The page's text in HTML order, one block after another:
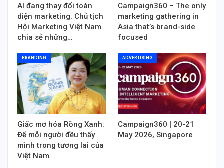
AI đang thay đổi toàn
diện marketing. Chủ tịch
Hội Marketing Việt Nam
chia sẻ những…
Campaign360 – The only
marketing gathering in
Asia that’s brand-side
focused
BRANDING
Giấc mơ hóa Rồng Xanh:
Để mỗi người đều thấy
mình trong tương lai của
Việt Nam
ADVERTISING
Campaign360 | 20-21
May 2026, Singapore